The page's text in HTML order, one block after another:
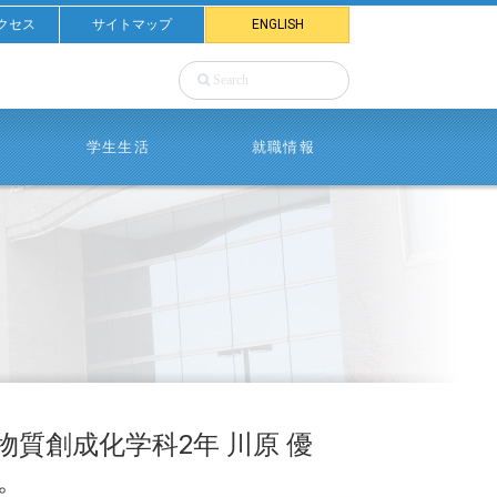
セス サイトマップ ENGLISH
学生生活 就職情報
質創成化学科2年 川原 優